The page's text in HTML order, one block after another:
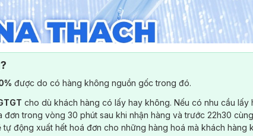
được do có hàng không nguồn gốc trong đó.
cho dù khách hàng có lấy hay không. Nếu có nhu cầu lấy
trong vòng 30 phút sau khi nhận hàng và trước 22h30
động xuất hết hoá đơn cho những hàng hoá mà khách hàng